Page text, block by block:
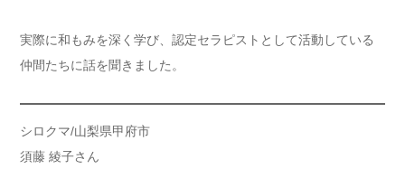
実際に和もみを深く学び、認定セラピストとして活動している
仲間たちに話を聞きました。
シロクマ/山梨県甲府市
須藤 綾子さん